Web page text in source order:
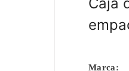
Marca: